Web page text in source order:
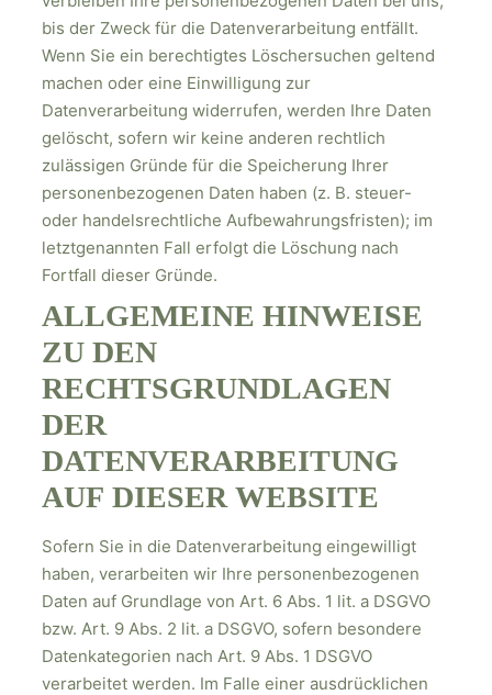
bis der Zweck für die Datenverarbeitung entfällt.
Wenn Sie ein berechtigtes Löschersuchen geltend
machen oder eine Einwilligung zur
Datenverarbeitung widerrufen, werden Ihre Daten
gelöscht, sofern wir keine anderen rechtlich
zulässigen Gründe für die Speicherung Ihrer
personenbezogenen Daten haben (z. B. steuer-
oder handelsrechtliche Aufbewahrungsfristen); im
letztgenannten Fall erfolgt die Löschung nach
Fortfall dieser Gründe.
ALLGEMEINE HINWEISE
ZU DEN
RECHTSGRUNDLAGEN
DER
DATENVERARBEITUNG
AUF DIESER WEBSITE
Sofern Sie in die Datenverarbeitung eingewilligt
haben, verarbeiten wir Ihre personenbezogenen
Daten auf Grundlage von Art. 6 Abs. 1 lit. a DSGVO
bzw. Art. 9 Abs. 2 lit. a DSGVO, sofern besondere
Datenkategorien nach Art. 9 Abs. 1 DSGVO
verarbeitet werden. Im Falle einer ausdrücklichen